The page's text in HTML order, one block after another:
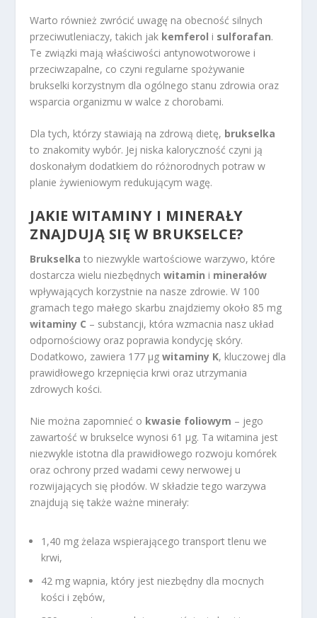
Warto również zwrócić uwagę na obecność silnych
przeciwutleniaczy, takich jak kemferol i sulforafan.
Te związki mają właściwości antynowotworowe i
przeciwzapalne, co czyni regularne spożywanie
brukselki korzystnym dla ogólnego stanu zdrowia oraz
wsparcia organizmu w walce z chorobami.
Dla tych, którzy stawiają na zdrową dietę, brukselka
to znakomity wybór. Jej niska kaloryczność czyni ją
doskonałym dodatkiem do różnorodnych potraw w
planie żywieniowym redukującym wagę.
JAKIE WITAMINY I MINERAŁY
ZNAJDUJĄ SIĘ W BRUKSELCE?
Brukselka to niezwykle wartościowe warzywo, które
dostarcza wielu niezbędnychwitamin i minerałów
wpływających korzystnie na nasze zdrowie. W 100
gramach tego małego skarbu znajdziemy około 85 mg
witaminy C – substancji, która wzmacnia nasz układ
odpornościowy oraz poprawia kondycję skóry.
Dodatkowo, zawiera 177 µgwitaminy K, kluczowej dla
prawidłowego krzepnięcia krwi oraz utrzymania
zdrowych kości.
Nie można zapomnieć o kwasie foliowym – jego
zawartość w brukselce wynosi 61 µg. Ta witamina jest
niezwykle istotna dla prawidłowego rozwoju komórek
oraz ochrony przed wadami cewy nerwowej u
rozwijających się płodów. W składzie tego warzywa
znajdują się także ważne minerały:
1,40 mg żelaza wspierającego transport tlenu we
krwi,
42 mg wapnia, który jest niezbędny dla mocnych
kości i zębów,